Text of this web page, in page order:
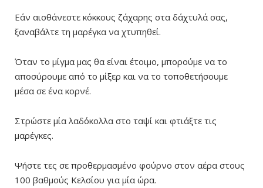
Εάν αισθάνεστε κόκκους ζάχαρης στα δάχτυλά σας,
ξαναβάλτε τη μαρέγκα να χτυπηθεί.
Όταν το μίγμα μας θα είναι έτοιμο, μπορούμε να το
αποσύρουμε από το μίξερ και να το τοποθετήσουμε
μέσα σε ένα κορνέ.
Στρώστε μία λαδόκολλα στο ταψί και φτιάξτε τις
μαρέγκες.
Ψήστε τες σε προθερμασμένο φούρνο στον αέρα στους
100 βαθμούς Κελσίου για μία ώρα.